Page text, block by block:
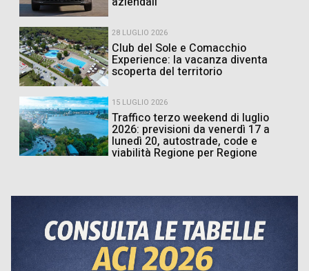
28 LUGLIO 2026
Club del Sole e Comacchio
Experience: la vacanza diventa
scoperta del territorio
15 LUGLIO 2026
Traffico terzo weekend di luglio
2026: previsioni da venerdì 17 a
lunedì 20, autostrade, code e
viabilità Regione per Regione